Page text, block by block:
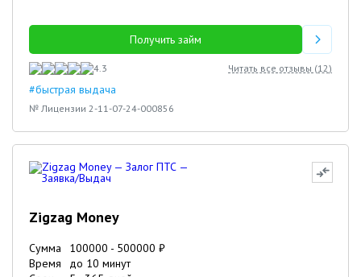
Получить займ
4.3 Читать все отзывы (12)
#быстрая выдача
№ Лицензии 2-11-07-24-000856
Zigzag Money
Сумма 100000 - 500000 ₽
Время
до 10 минут